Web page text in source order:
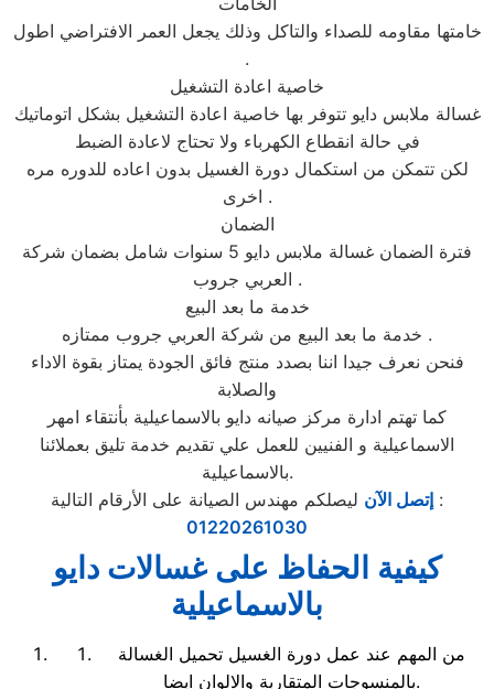
خامتها مقاومه للصداء والتاكل وذلك يجعل العمر الافتراضي اطول
.
خاصية اعادة التشغيل
غسالة ملابس دايو تتوفر بها خاصية اعادة التشغيل بشكل اتوماتيك
في حالة انقطاع الكهرباء ولا تحتاج لاعادة الضبط
لكن تتمكن من استكمال دورة الغسيل بدون اعاده للدوره مره
اخرى .
الضمان
فترة الضمان غسالة ملابس دايو 5 سنوات شامل بضمان شركة
العربي جروب .
خدمة ما بعد البيع
خدمة ما بعد البيع من شركة العربي جروب ممتازه .
فنحن نعرف جيدا اننا بصدد منتج فائق الجودة يمتاز بقوة الاداء
والصلابة
كما تهتم ادارة مركز صيانه دايو بالاسماعيلية بأنتقاء امهر
الاسماعيلية و الفنيين للعمل علي تقديم خدمة تليق بعملائنا
بالاسماعيلية.
إتصل الآن ليصلكم مهندس الصيانة على الأرقام التالية :
01220261030
كيفية الحفاظ على غسالات دايو
بالاسماعيلية
من المهم عند عمل دورة الغسيل تحميل الغسالة
بالمنسوجات المتقاربة والالوان ايضا.